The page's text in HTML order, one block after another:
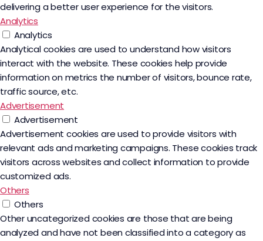
delivering a better user experience for the visitors.
Analytics
Analytics
Analytical cookies are used to understand how visitors
interact with the website. These cookies help provide
information on metrics the number of visitors, bounce rate,
traffic source, etc.
Advertisement
Advertisement
Advertisement cookies are used to provide visitors with
relevant ads and marketing campaigns. These cookies track
visitors across websites and collect information to provide
customized ads.
Others
Others
Other uncategorized cookies are those that are being
analyzed and have not been classified into a category as